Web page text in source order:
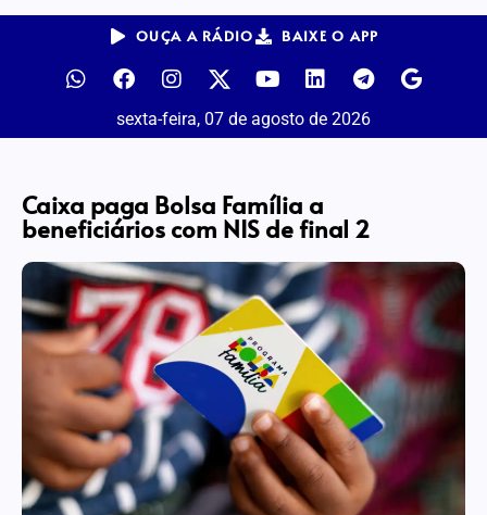
OUÇA A RÁDIO BAIXE O APP
sexta-feira, 07 de agosto de 2026
Caixa paga Bolsa Família a
beneficiários com NIS de final 2